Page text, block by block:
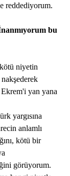
reddediyorum.
bu
niyetin
Ekrem'i yan yana
yargısına
anlamlı
kötü bir
görüyorum.